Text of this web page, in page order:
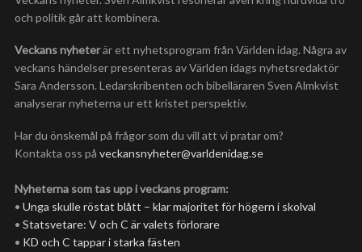
och politik går att kombinera.
Veckans nyheterär ett nyhetsprogram från Världen idag. Några av
veckans händelser presenteras av Världen idags nyhetsredaktör
Sara Andersson. Ledarskribenten och bibelläraren Sven Almkvist
analyserar nyheterna ur ett kristet perspektiv.
Har du önskemål på frågor som du vill att vi pratar om?
Kontakta oss på veckansnyheter@varldenidag.se
Nyheterna som tas upp i veckans program:
• Unga skulle röstat blått – klar majoritet för högern i skolval
• Statsvetare: V och C är valets förlorare
• KD och C tappar i starka fästen